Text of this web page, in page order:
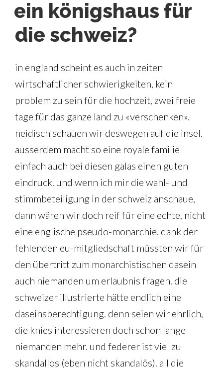
ein königshaus für
die schweiz?
in england scheint es auch in zeiten
wirtschaftlicher schwierigkeiten, kein
problem zu sein für die hochzeit, zwei freie
tage für das ganze land zu «verschenken».
neidisch schauen wir deswegen auf die insel.
ausserdem macht so eine royale familie
einfach auch bei diesen galas einen guten
eindruck. und wenn ich mir die wahl- und
stimmbeteiligung in der schweiz anschaue,
dann wären wir doch reif für eine echte, nicht
eine englische pseudo-monarchie. dank der
fehlenden eu-mitgliedschaft müssten wir für
den übertritt zum monarchistischen dasein
auch niemanden um erlaubnis fragen. die
schweizer illustrierte hätte endlich eine
daseinsberechtigung. denn seien wir ehrlich,
die knies interessieren doch schon lange
niemanden mehr. und federer ist viel zu
skandallos (eben nicht skandalös). all die